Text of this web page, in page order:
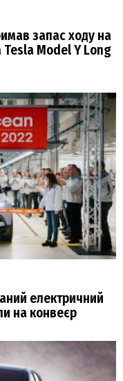
запас ходу на
Tesla Model Y Long
електричний
на конвеєр